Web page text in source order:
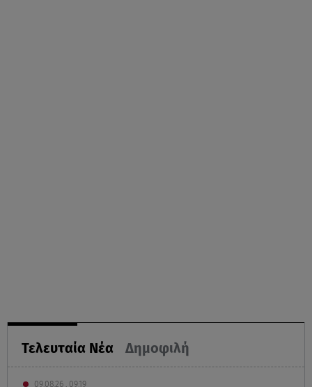
Τελευταία Νέα Δημοφιλή
09.08.26 , 09:19